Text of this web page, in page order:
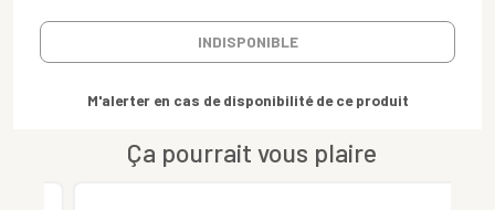
INDISPONIBLE
M'alerter en cas de disponibilité de ce produit
Ça pourrait vous plaire